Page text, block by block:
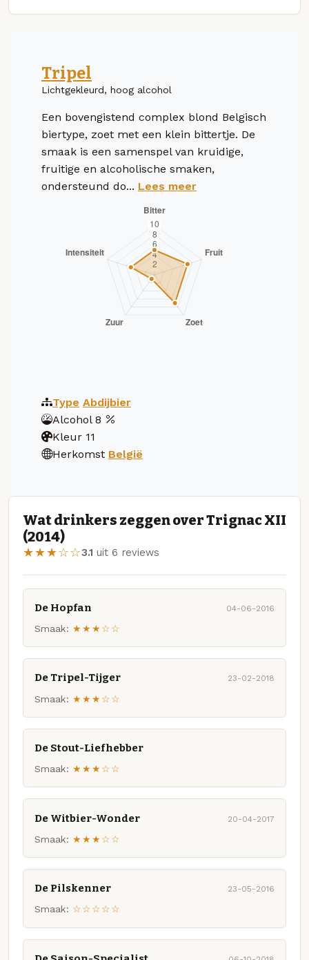
Tripel
Lichtgekleurd, hoog alcohol
Een bovengistend complex blond Belgisch
biertype, zoet met een klein bittertje. De
smaak is een samenspel van kruidige,
fruitige en alcoholische smaken,
ondersteund do... Lees meer
Type Abdijbier
Alcohol 8
Kleur 11
Herkomst België
Wat drinkers zeggen over Trignac XII
(2014)
★★★☆☆3.1 uit 6 reviews
De Hopfan 04-06-2016
Smaak: ★★★☆☆
De Tripel-Tijger 23-02-2018
Smaak: ★★★☆☆
De Stout-Liefhebber
Smaak: ★★★☆☆
De Witbier-Wonder 20-04-2017
Smaak: ★★★☆☆
De Pilskenner 23-05-2016
Smaak: ☆☆☆☆☆